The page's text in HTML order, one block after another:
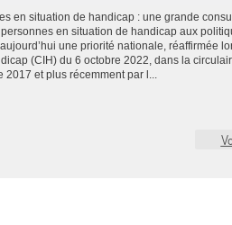
en situation de handicap : une grande
en situation de handicap aux
une priorité nationale, réaffirmée
(CIH) du 6 octobre 2022, dans la
et plus récemment par l...